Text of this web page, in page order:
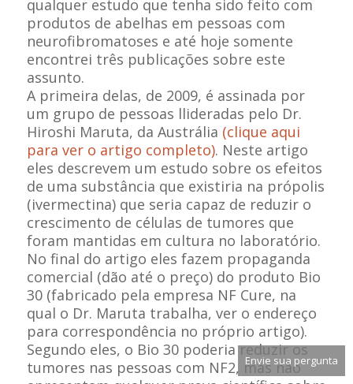
Envie sua pergunta
qualquer estudo que tenha sido feito com
produtos de abelhas em pessoas com
neurofibromatoses e até hoje somente
encontrei três publicações sobre este
assunto.
A primeira delas, de 2009, é assinada por
um grupo de pessoas llideradas pelo Dr.
Hiroshi Maruta, da Austrália (clique aqui
para ver o artigo completo). Neste artigo
eles descrevem um estudo sobre os efeitos
de uma substância que existiria na própolis
(ivermectina) que seria capaz de reduzir o
crescimento de células de tumores que
foram mantidas em cultura no laboratório.
No final do artigo eles fazem propaganda
comercial (dão até o preço) do produto Bio
30 (fabricado pela empresa NF Cure, na
qual o Dr. Maruta trabalha, ver o endereço
para correspondência no próprio artigo).
Segundo eles, o Bio 30 poderia reduzir os
tumores nas pessoas com NF2, mas não